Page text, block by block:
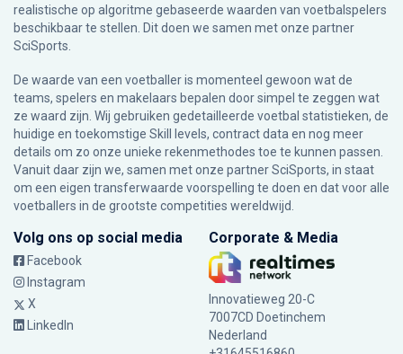
realistische op algoritme gebaseerde waarden van voetbalspelers
beschikbaar te stellen. Dit doen we samen met onze partner
SciSports
De waarde van een voetballer is momenteel gewoon wat de
teams, spelers en makelaars bepalen door simpel te zeggen wat
ze waard zijn. Wij gebruiken gedetailleerde voetbal statistieken, de
huidige en toekomstige Skill levels, contract data en nog meer
details om zo onze unieke rekenmethodes toe te kunnen passen.
Vanuit daar zijn we, samen met onze partner SciSports, in staat
om een eigen transferwaarde voorspelling te doen en dat voor alle
voetballers in de grootste competities wereldwijd.
Volg ons op social media
Facebook
Instagram
X
LinkedIn
Corporate & Media
Innovatieweg 20-C
7007CD Doetinchem
Nederland